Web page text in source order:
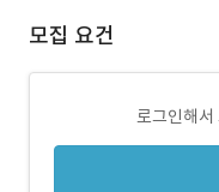
모집 요건
로그인해서